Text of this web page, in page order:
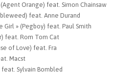
Orange) feat. Simon Chainsaw
feat. Anne Durand
Girl » (Pegboy) feat. Paul Smith
feat. Rom Tom Cat
of Love) feat. Fra
Macst
feat. Sylvain Bombled